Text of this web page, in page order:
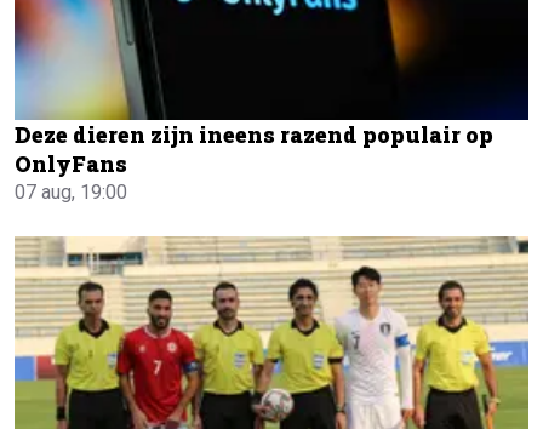
Deze dieren zijn ineens razend populair op
OnlyFans
07 aug, 19:00